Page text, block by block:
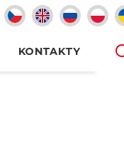
KONTAKTY